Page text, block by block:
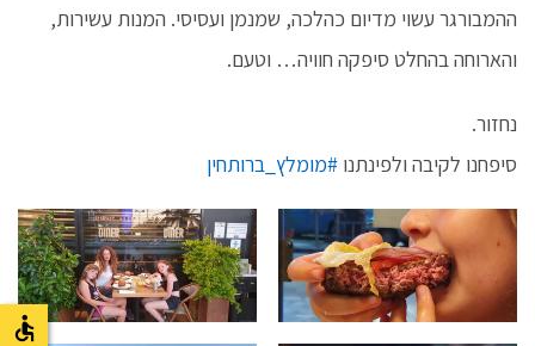
ההמבורגר עשוי מדיום כהלכה, שמנמן ועסיסי. המנות עשירות,
והארוחה בהחלט סיפקה חוויה… וטעם.
נחזור.
סיפחנו לקיבה ולפינתנו #מומלץ_ברותחין